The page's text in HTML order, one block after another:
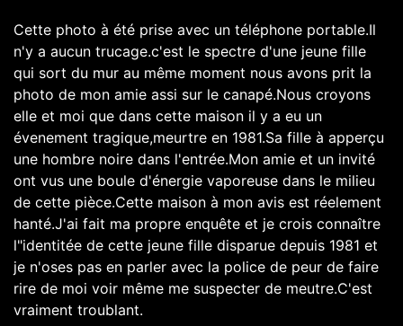
Cette photo à été prise avec un téléphone portable.Il
n'y a aucun trucage.c'est le spectre d'une jeune fille
qui sort du mur au même moment nous avons prit la
photo de mon amie assi sur le canapé.Nous croyons
elle et moi que dans cette maison il y a eu un
évenement tragique,meurtre en 1981.Sa fille à apperçu
une hombre noire dans l'entrée.Mon amie et un invité
ont vus une boule d'énergie vaporeuse dans le milieu
de cette pièce.Cette maison à mon avis est réelement
hanté.J'ai fait ma propre enquête et je crois connaître
l"identitée de cette jeune fille disparue depuis 1981 et
je n'oses pas en parler avec la police de peur de faire
rire de moi voir même me suspecter de meutre.C'est
vraiment troublant.